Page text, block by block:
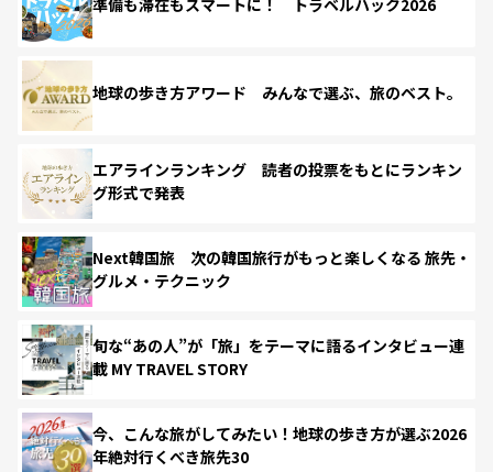
準備も滞在もスマートに！ トラベルハック2026
地球の歩き方アワード みんなで選ぶ、旅のベスト。
エアラインランキング 読者の投票をもとにランキン
グ形式で発表
Next韓国旅 次の韓国旅行がもっと楽しくなる 旅先・
グルメ・テクニック
旬な“あの人”が「旅」をテーマに語るインタビュー連
載 MY TRAVEL STORY
今、こんな旅がしてみたい！地球の歩き方が選ぶ2026
年絶対行くべき旅先30